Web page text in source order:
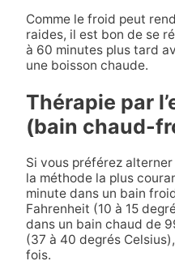
Comme le froid peut
raides, il est bon de se
à 60 minutes plus tard
une boisson chaude.
Thérapie par
(bain chaud-
Si vous préférez
la méthode la plus
minute dans un bain
Fahrenheit (10 à 15
dans un bain chaud de
(37 à 40 degrés
fois.